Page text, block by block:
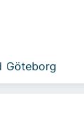
Göteborg